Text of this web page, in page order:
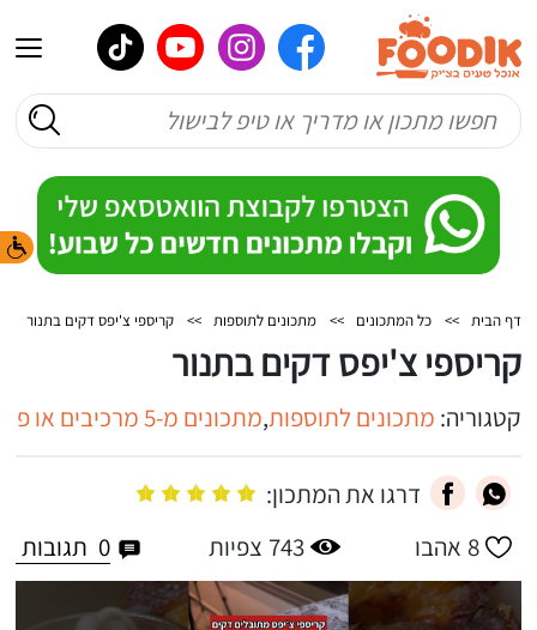
דף הבית >> כל המתכונים >> מתכונים לתוספות >> קריספי צ'יפס דקים בתנור
קריספי צ'יפס דקים בתנור
קטגוריה: מתכונים לתוספות,מתכונים מ-5 מרכיבים או פחות
דרגו את המתכון:
8 אהבו 743 צפיות 0 תגובות